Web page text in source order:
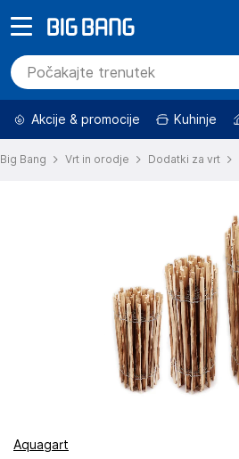
Akcije & promocije Kuhinje
Big Bang Vrt in orodje Dodatki za vrt
Aquagart